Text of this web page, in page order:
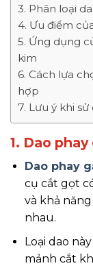
3. Phân loại
4. Ưu điểm
5. Ứng dụng
kim
6. Cách lựa
hợp
7. Lưu ý khi
1. Dao
Dao phay
cụ cắt gọt
và khả
nhau.
Loại dao
mảnh cắt